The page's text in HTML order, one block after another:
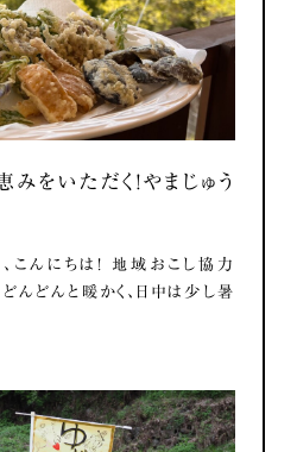
をいただく！やまじゅう
んにちは！ 地域おこし協力
どんと暖かく、日中は少し暑